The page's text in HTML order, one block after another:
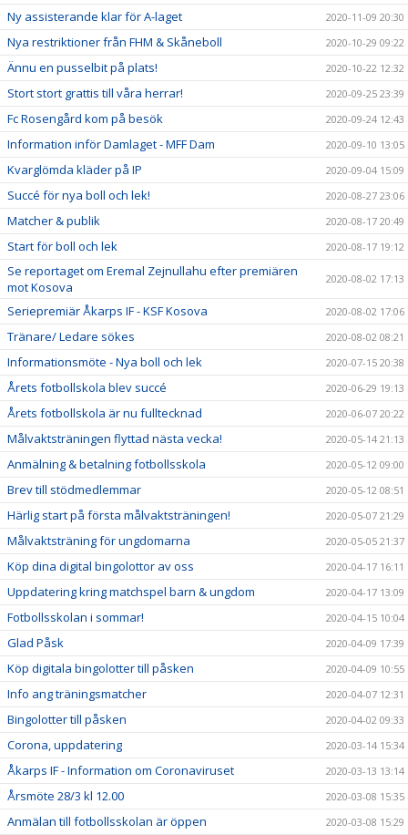
Ny assisterande klar för A-laget 2020-11-09 20:30
Nya restriktioner från FHM & Skåneboll 2020-10-29 09:22
Ännu en pusselbit på plats! 2020-10-22 12:32
Stort stort grattis till våra herrar! 2020-09-25 23:39
Fc Rosengård kom på besök 2020-09-24 12:43
Information inför Damlaget - MFF Dam 2020-09-10 13:05
Kvarglömda kläder på IP 2020-09-04 15:09
Succé för nya boll och lek! 2020-08-27 23:06
Matcher & publik 2020-08-17 20:49
Start för boll och lek 2020-08-17 19:12
Se reportaget om Eremal Zejnullahu efter premiären
mot Kosova
2020-08-02 17:13
Seriepremiär Åkarps IF - KSF Kosova 2020-08-02 17:06
Tränare/ Ledare sökes 2020-08-02 08:21
Informationsmöte - Nya boll och lek 2020-07-15 20:38
Årets fotbollskola blev succé 2020-06-29 19:13
Årets fotbollskola är nu fulltecknad 2020-06-07 20:22
Målvaktsträningen flyttad nästa vecka! 2020-05-14 21:13
Anmälning & betalning fotbollsskola 2020-05-12 09:00
Brev till stödmedlemmar 2020-05-12 08:51
Härlig start på första målvaktsträningen! 2020-05-07 21:29
Målvaktsträning för ungdomarna 2020-05-05 21:37
Köp dina digital bingolottor av oss 2020-04-17 16:11
Uppdatering kring matchspel barn & ungdom 2020-04-17 13:09
Fotbollsskolan i sommar! 2020-04-15 10:04
Glad Påsk 2020-04-09 17:39
Köp digitala bingolotter till påsken 2020-04-09 10:55
Info ang träningsmatcher 2020-04-07 12:31
Bingolotter till påsken 2020-04-02 09:33
Corona, uppdatering 2020-03-14 15:34
Åkarps IF - Information om Coronaviruset 2020-03-13 13:14
Årsmöte 28/3 kl 12.00 2020-03-08 15:35
Anmälan till fotbollsskolan är öppen 2020-03-08 15:29